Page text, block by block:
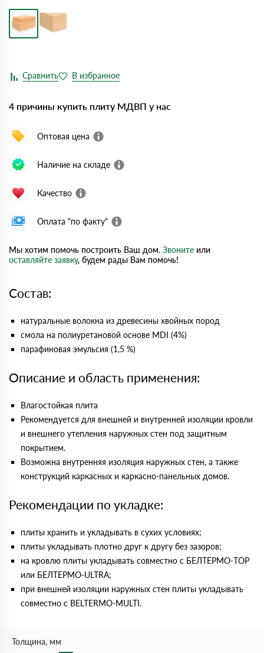
4 причины купить плиту МДВП у нас
Оптовая цена
Наличие на складе
Качество
Оплата "по факту"
Мы хотим помочь построить Ваш дом. Звоните или
оставляйте заявку, будем рады Вам помочь!
Состав:
натуральные волокна из древесины хвойных пород
смола на полиуретановой основе MDI (4%)
парафиновая эмульсия (1,5 %)
Описание и область применения:
Влагостойкая плита
Рекомендуется для внешней и внутренней изоляции кровли
и внешнего утепления наружных стен под защитным
покрытием.
Возможна внутренняя изоляция наружных стен, а также
конструкций каркасных и каркасно-панельных домов.
Рекомендации по укладке:
плиты хранить и укладывать в сухих условиях;
плиты укладывать плотно друг к другу без зазоров;
на кровлю плиты укладывать совместно с БЕЛТЕРМО-TOP
или БЕЛТЕРМО-ULTRA;
при внешней изоляции наружных стен плиты укладывать
совместно с BELTERMO-MULTI.
Толщина, мм